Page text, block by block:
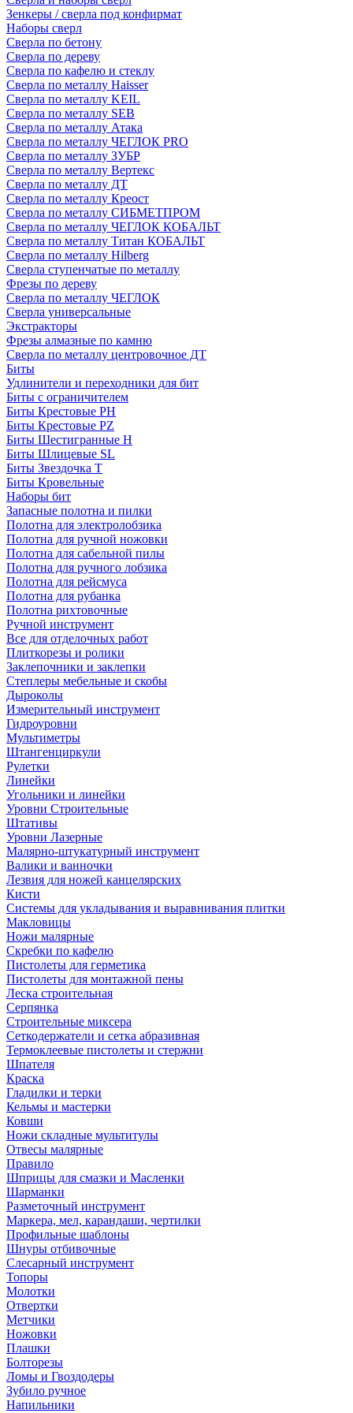
Зенкеры / сверла под конфирмат
Наборы сверл
Сверла по бетону
Сверла по дереву
Сверла по кафелю и стеклу
Сверла по металлу Haisser
Сверла по металлу KEIL
Сверла по металлу SEB
Сверла по металлу Атака
Сверла по металлу ЧЕГЛОК PRO
Сверла по металлу ЗУБР
Сверла по металлу Вертекс
Сверла по металлу ДТ
Сверла по металлу Креост
Сверла по металлу СИБМЕТПРОМ
Сверла по металлу ЧЕГЛОК КОБАЛЬТ
Сверла по металлу Титан КОБАЛЬТ
Сверла по металлу Hilberg
Сверла ступенчатые по металлу
Фрезы по дереву
Сверла по металлу ЧЕГЛОК
Сверла универсальные
Экстракторы
Фрезы алмазные по камню
Сверла по металлу центровочное ДТ
Биты
Удлинители и переходники для бит
Биты с ограничителем
Биты Крестовые PH
Биты Крестовые PZ
Биты Шестигранные H
Биты Шлицевые SL
Биты Звездочка T
Биты Кровельные
Наборы бит
Запасные полотна и пилки
Полотна для электролобзика
Полотна для ручной ножовки
Полотна для сабельной пилы
Полотна для ручного лобзика
Полотна для рейсмуса
Полотна для рубанка
Полотна рихтовочные
Ручной инструмент
Все для отделочных работ
Плиткорезы и ролики
Заклепочники и заклепки
Степлеры мебельные и скобы
Дыроколы
Измерительный инструмент
Гидроуровни
Мультиметры
Штангенциркули
Рулетки
Линейки
Угольники и линейки
Уровни Строительные
Штативы
Уровни Лазерные
Малярно-штукатурный инструмент
Валики и ванночки
Лезвия для ножей канцелярских
Кисти
Системы для укладывания и выравнивания плитки
Макловицы
Ножи малярные
Скребки по кафелю
Пистолеты для герметика
Пистолеты для монтажной пены
Леска строительная
Серпянка
Строительные миксера
Сеткодержатели и сетка абразивная
Термоклеевые пистолеты и стержни
Шпателя
Краска
Гладилки и терки
Кельмы и мастерки
Ковши
Ножи складные мультитулы
Отвесы малярные
Правило
Шприцы для смазки и Масленки
Шарманки
Разметочный инструмент
Маркера, мел, карандаши, чертилки
Профильные шаблоны
Шнуры отбивочные
Слесарный инструмент
Топоры
Молотки
Отвертки
Метчики
Ножовки
Плашки
Болторезы
Ломы и Гвоздодеры
Зубило ручное
Напильники